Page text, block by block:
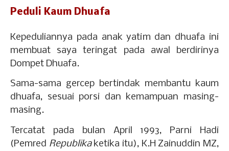
Peduli Kaum Dhuafa
Kepeduliannya pada anak yatim dan dhuafa ini
membuat saya teringat pada awal berdirinya
Dompet Dhuafa.
Sama-sama gercep bertindak membantu kaum
dhuafa, sesuai porsi dan kemampuan masing-
masing.
Tercatat pada bulan April 1993, Parni Hadi
(Pemred Republikaketika itu), K.H Zainuddin MZ,